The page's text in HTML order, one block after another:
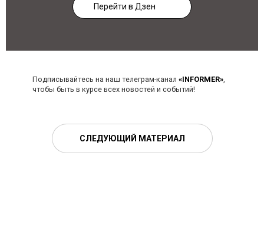
Перейти в Дзен
Подписывайтесь на наш телеграм-канал «INFORMER»,
чтобы быть в курсе всех новостей и событий!
СЛЕДУЮЩИЙ МАТЕРИАЛ